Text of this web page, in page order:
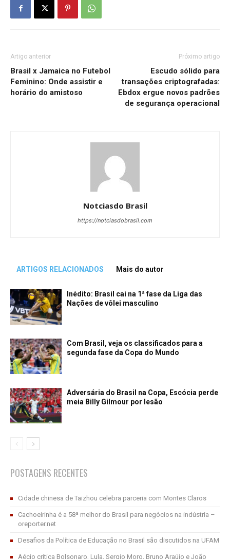
Artigo anterior
Brasil x Jamaica no Futebol
Feminino: Onde assistir e
horário do amistoso
Próximo artigo
Escudo sólido para
transações criptografadas:
Ebdox ergue novos padrões
de segurança operacional
Notciasdo Brasil
https://notciasdobrasil.com
ARTIGOS RELACIONADOS Mais do autor
Inédito: Brasil cai na 1ª fase da Liga das
Nações de vôlei masculino
Com Brasil, veja os classificados para a
segunda fase da Copa do Mundo
Adversária do Brasil na Copa, Escócia perde
meia Billy Gilmour por lesão
POSTAGENS RECENTES
Cidade chinesa de Taizhou celebra parceria com Montes Claros
Cachoeirinha é a 58ª melhor do Brasil para negócios na indústria –
oreporter.net
Desafios da Política de Educação no Brasil são discutidos na UFAM
Aécio critica Bolsonaro, Lula, Sergio Moro, Bruno Araújo e João